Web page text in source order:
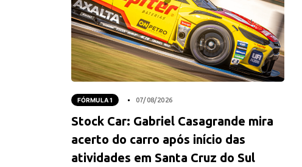
FÓRMULA 1 07/08/2026
Stock Car: Gabriel Casagrande mira
acerto do carro após início das
atividades em Santa Cruz do Sul